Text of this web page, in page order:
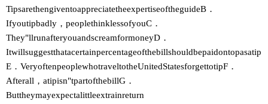
TipsarethengiventoappreciatetheexpertiseoftheguideB．
Ifyoutipbadly，peoplethinklessofyouC．
They"llrunafteryouandscreamformoneyD．
Itwillsuggestthatacertainpercentageofthebillshouldbepaidontopasatip
E．VeryoftenpeoplewhotraveltotheUnitedStatesforgettotipF．
Afterall，atipisn"tpartofthebillG．
Buttheymayexpectalittleextrainreturn